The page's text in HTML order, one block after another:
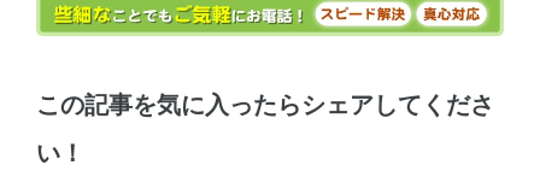
この記事を気に入ったらシェアしてくださ
い！